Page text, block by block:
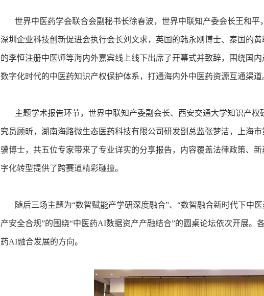
世界中医药学会联合会副秘书长徐春波，世界中联知产委会长王和平
深圳企业科技创新促进会执行会长刘文求，英国的韩永刚博士、泰国的
的李恒注册中医师等海内外嘉宾线上线下出席了开幕式并致辞，围绕国
数字化时代的中医药知识产权保护体系，打通海内外中医药资源互通渠道
主题学术报告环节，世界中联知产委副会长、西安交通大学知识产权
究员顾昕，湖南海路微生态医药科技有限公司研发副总监张梦洁，上海
骥博士，共五位专家带来了专业详实的分享报告，内容覆盖法律政策、
字化转型提供了跨赛道精彩碰撞。
随后三场主题为“数智赋能产学研深度融合”、“数智融合新时代下中
产安全合规”的围绕“中医药AI数据资产产融结合”的圆桌论坛依次开展。
药AI融合发展的方向。